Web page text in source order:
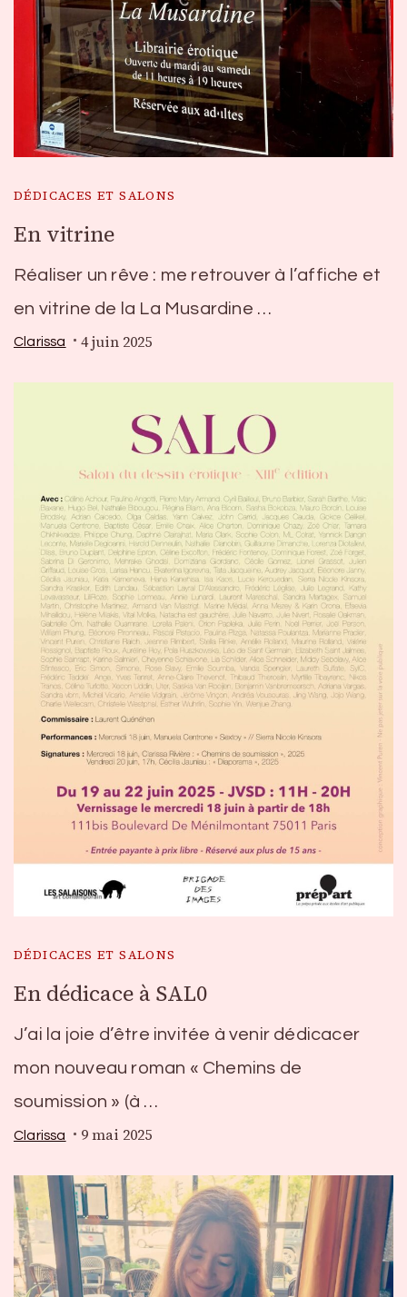
DÉDICACES ET SALONS
En vitrine
Réaliser un rêve : me retrouver à l’affiche et
en vitrine de la La Musardine …
Clarissa 4 juin 2025
DÉDICACES ET SALONS
En dédicace à SAL0
J’ai la joie d’être invitée à venir dédicacer
mon nouveau roman « Chemins de
soumission » (à …
Clarissa 9 mai 2025